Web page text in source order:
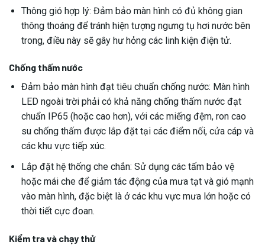
Thông gió hợp lý: Đảm bảo màn hình có đủ không gian
thông thoáng để tránh hiện tượng ngưng tụ hơi nước bên
trong, điều này sẽ gây hư hỏng các linh kiện điện tử.
Chống thấm nước
Đảm bảo màn hình đạt tiêu chuẩn chống nước: Màn hình
LED ngoài trời phải có khả năng chống thấm nước đạt
chuẩn IP65 (hoặc cao hơn), với các miếng đệm, ron cao
su chống thấm được lắp đặt tại các điểm nối, cửa cáp và
các khu vực tiếp xúc.
Lắp đặt hệ thống che chắn: Sử dụng các tấm bảo vệ
hoặc mái che để giảm tác động của mưa tạt và gió mạnh
vào màn hình, đặc biệt là ở các khu vực mưa lớn hoặc có
thời tiết cực đoan.
Kiểm tra và chạy thử